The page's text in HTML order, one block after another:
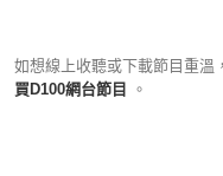
如想線上收聽或下載節目重溫
買D100網台節目
。